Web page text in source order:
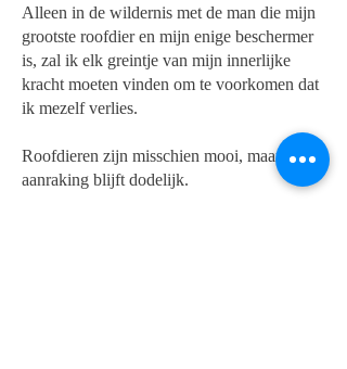
Alleen in de wildernis met de man die mijn
grootste roofdier en mijn enige beschermer
is, zal ik elk greintje van mijn innerlijke
kracht moeten vinden om te voorkomen dat
ik mezelf verlies.
Roofdieren zijn misschien mooi, maar hun
aanraking blijft dodelijk.